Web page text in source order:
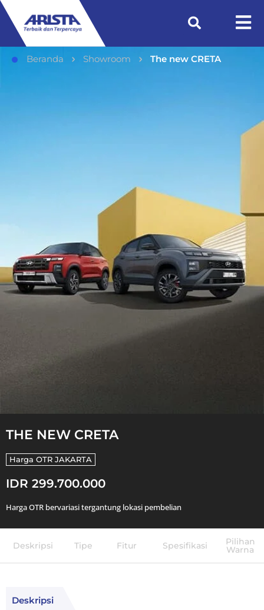
Beranda Showroom The new CRETA
THE NEW CRETA
Harga OTR JAKARTA
IDR 299.700.000
Harga OTR bervariasi tergantung lokasi pembelian
Deskripsi Tipe Fitur Spesifikasi Pilihan
Warna
Deskripsi